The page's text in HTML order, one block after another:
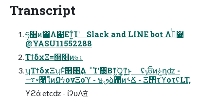
Transcript
ཧ૝ͷࣗ෼Λ๨Εͳ͍ͨΊʹ Slack and LINE bot Λ࡞ͬͨ࿩
@YASU11552288
ΤϯδχΞ=੒௕ͷ৬ۀ
ʮΤϯδχΞʯͱͯ͠੒௕͢Δ ͨΊʹ΍Βͳ͖Ό͍͚ͳ͍͜ͱ ʢݸਓͷݟղʣ -
࠷৽৘ใͷΩϟονΞοϓ - ษڧձ΁ͷࢀՃ - Ξ΢τϓοτʢLT,
ϒϩά etcʣ - ίʔυΛॻ͘